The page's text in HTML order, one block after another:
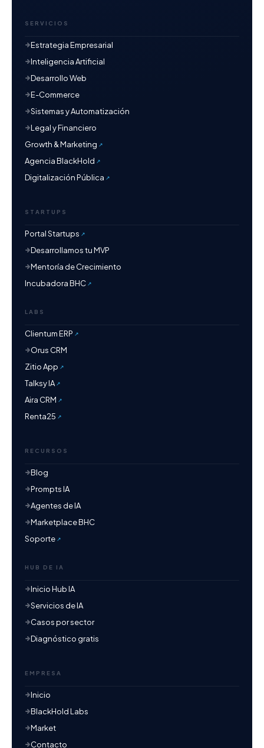
SERVICIOS
Estrategia Empresarial
Inteligencia Artificial
Desarrollo Web
E-Commerce
Sistemas y Automatización
Legal y Financiero
Growth & Marketing
Agencia BlackHold
Digitalización Pública
STARTUPS
Portal Startups
Desarrollamos tu MVP
Mentoría de Crecimiento
Incubadora BHC
LABS
Clientum ERP
Orus CRM
Zitio App
Talksy IA
Aira CRM
Renta25
RECURSOS
Blog
Prompts IA
Agentes de IA
Marketplace BHC
Soporte
HUB DE IA
Inicio Hub IA
Servicios de IA
Casos por sector
Diagnóstico gratis
EMPRESA
Inicio
BlackHold Labs
Market
Contacto